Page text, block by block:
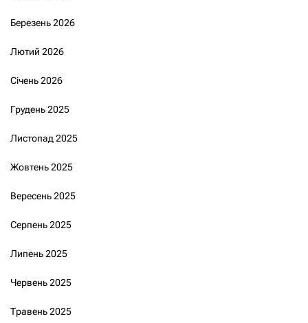
Березень 2026
Лютий 2026
Січень 2026
Грудень 2025
Листопад 2025
Жовтень 2025
Вересень 2025
Серпень 2025
Липень 2025
Червень 2025
Травень 2025